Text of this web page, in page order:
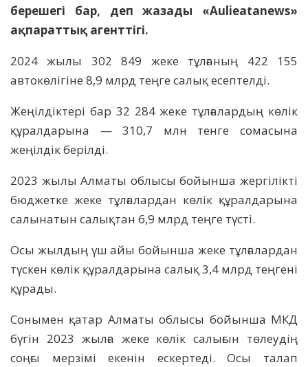
берешегі бар, деп жазады «Aulieatanews»
ақпараттық агенттігі.
2024 жылы 302 849 жеке тұлғаның 422 155
автокөлігіне 8,9 млрд теңге салық есептелді.
Жеңілдіктері бар 32 284 жеке тұлғалардың көлік
құралдарына — 310,7 млн тенге сомасына
жеңілдік берілді.
2023 жылы Алматы облысы бойынша жергілікті
бюджетке жеке тұлғалардан көлік құралдарына
салынатын салықтан 6,9 млрд теңге түсті.
Осы жылдың үш айы бойынша жеке тұлғалардан
түскен көлік құралдарына салық 3,4 млрд теңгені
құрады.
Сонымен қатар Алматы облысы бойынша МКД
бүгін 2023 жылға жеке көлік салығын төлеудің
соңғы мерзімі екенін ескертеді. Осы талап